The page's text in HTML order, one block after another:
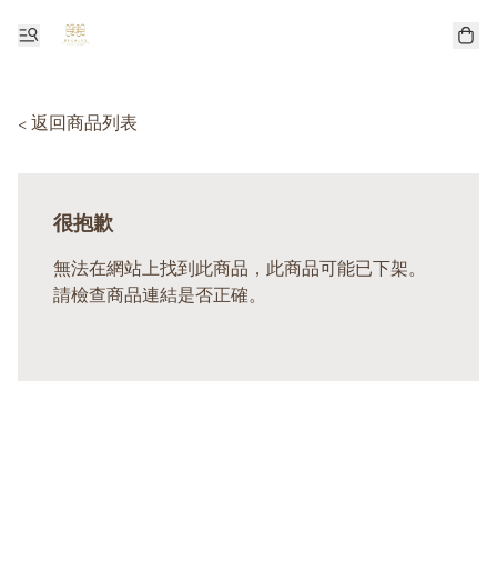
< 返回商品列表
很抱歉
無法在網站上找到此商品，此商品可能已下架。
請檢查商品連結是否正確。